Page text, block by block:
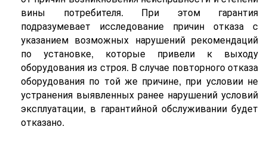
вины потребителя. При этом гарантия
подразумевает исследование причин отказа с
указанием возможных нарушений рекомендаций
по установке, которые привели к выходу
оборудования из строя. В случае повторного отказа
оборудования по той же причине, при условии не
устранения выявленных ранее нарушений условий
эксплуатации, в гарантийной обслуживании будет
отказано.